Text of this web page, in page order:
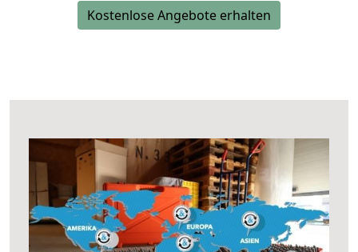
Kostenlose Angebote erhalten